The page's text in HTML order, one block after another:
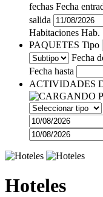
fechas Fecha
salida
Habitaciones Hab.
PAQUETES Tipo
Fecha
Fecha hasta
ACTIVIDADES
Hoteles